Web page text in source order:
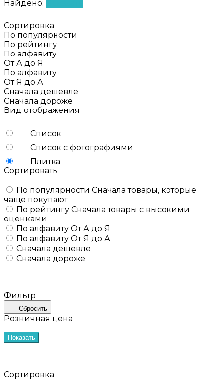
Найдено:
Сортировка
По популярности
По рейтингу
По алфавиту
От А до Я
По алфавиту
От Я до А
Сначала дешевле
Сначала дороже
Вид отображения
Список
Список с фотографиями
Плитка
Сортировать
По популярности Сначала товары, которые
чаще покупают
По рейтингу Сначала товары с высокими
оценками
По алфавиту От А до Я
По алфавиту От Я до А
Сначала дешевле
Сначала дороже
Фильтр
Сбросить
Розничная цена
Показать
Сортировка